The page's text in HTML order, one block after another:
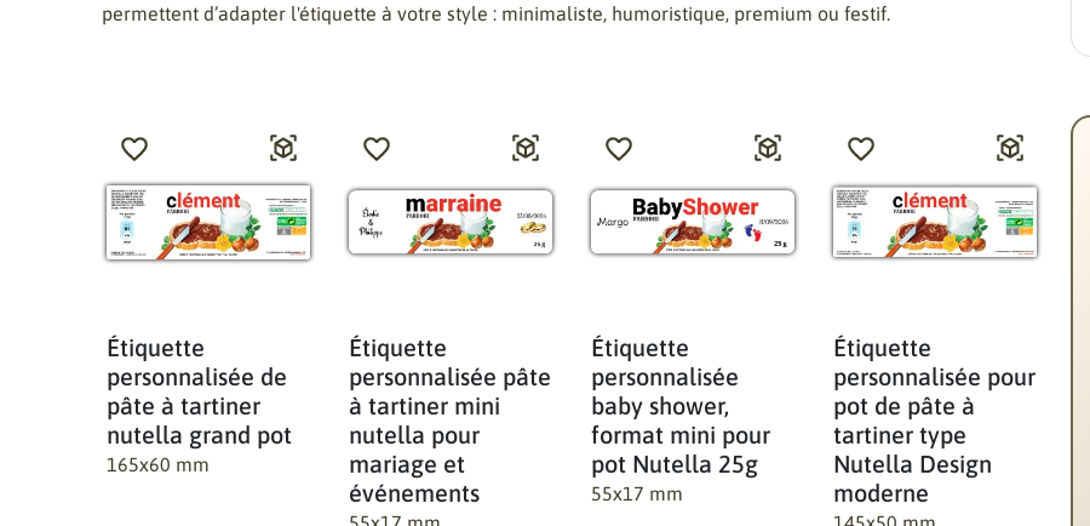
permettent d’adapter l'étiquette à votre style : minimaliste, humoristique, premium ou festif.
Étiquette
personnalisée de
pâte à tartiner
nutella grand pot
165x60 mm
Étiquette
personnalisée pâte
à tartiner mini
nutella pour
mariage et
événements
Étiquette
personnalisée
baby shower,
format mini pour
pot Nutella 25g
55x17 mm
Étiquette
personnalisée pour
pot de pâte à
tartiner type
Nutella Design
moderne